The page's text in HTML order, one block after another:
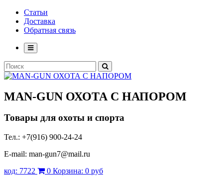
Статьи
Доставка
Обратная связь
MAN-GUN ОХОТА С НАПОРОМ
Товары для охоты и спорта
Тел.: +7(916) 900-24-24
E-mail: man-gun7@mail.ru
код: 7722 0 Корзина: 0 руб